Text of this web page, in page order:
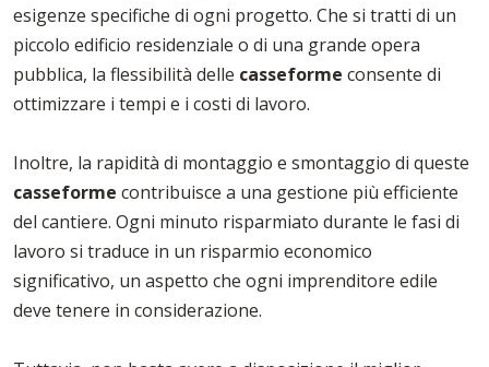
esigenze specifiche di ogni progetto. Che si tratti di un
piccolo edificio residenziale o di una grande opera
pubblica, la flessibilità delle casseforme consente di
ottimizzare i tempi e i costi di lavoro.
Inoltre, la rapidità di montaggio e smontaggio di queste
casseforme contribuisce a una gestione più efficiente
del cantiere. Ogni minuto risparmiato durante le fasi di
lavoro si traduce in un risparmio economico
significativo, un aspetto che ogni imprenditore edile
deve tenere in considerazione.